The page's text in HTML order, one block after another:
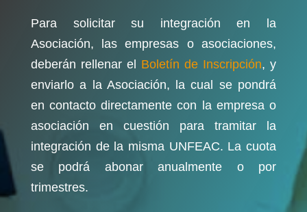
Para solicitar su integración en la
Asociación, las empresas o asociaciones,
deberán rellenar el Boletín de Inscripción, y
enviarlo a la Asociación, la cual se pondrá
en contacto directamente con la empresa o
asociación en cuestión para tramitar la
integración de la misma UNFEAC. La cuota
se podrá abonar anualmente o por
trimestres.